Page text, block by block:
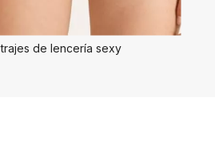
trajes de lencería sexy